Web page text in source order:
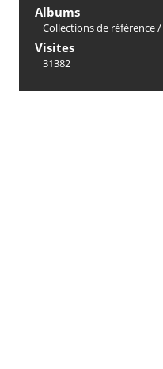
Albums
Collections de référence/
Visites
31382